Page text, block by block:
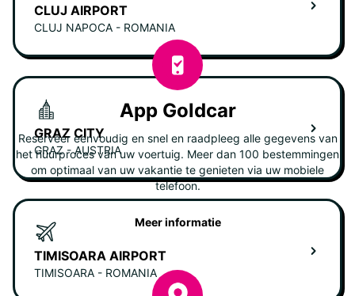
CLUJ AIRPORT
CLUJ NAPOCA - ROMANIA
GRAZ CITY
GRAZ - AUSTRIA
TIMISOARA AIRPORT
TIMISOARA - ROMANIA
App Goldcar
Reserveer eenvoudig en snel en raadpleeg alle gegevens van
het huurproces van uw voertuig. Meer dan 100 bestemmingen
om optimaal van uw vakantie te genieten via uw mobiele
telefoon.
Meer informatie